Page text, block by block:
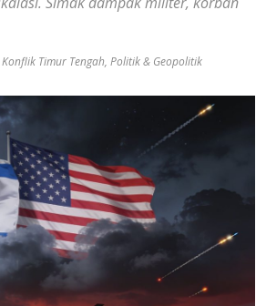
Konflik Timur Tengah, Politik & Geopolitik